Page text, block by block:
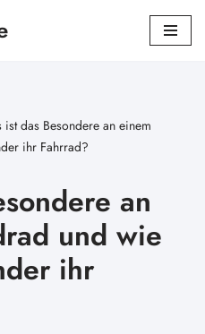
ist das Besondere an einem
ihr Fahrrad?
an
und wie
ihr